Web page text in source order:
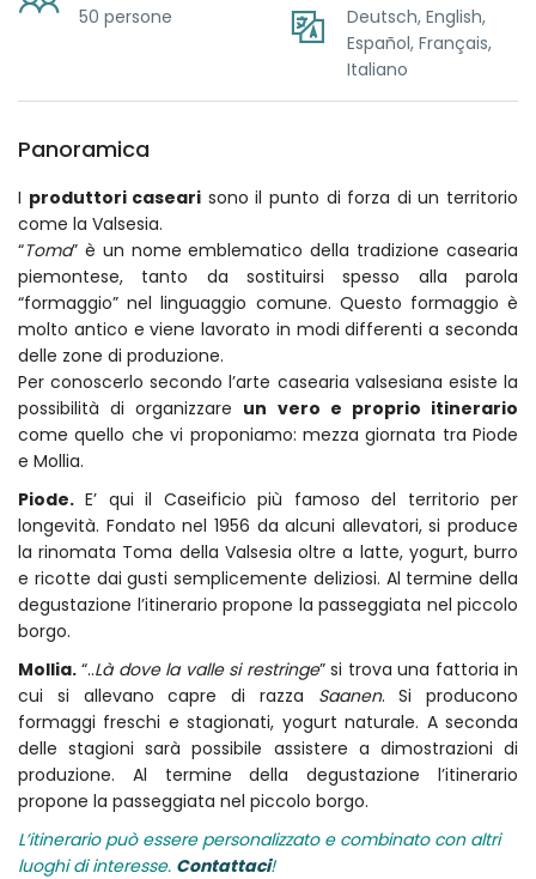
50 persone
Deutsch, English,
Español, Français,
Italiano
Panoramica
I produttori caseari sono il punto di forza di un territorio
come la Valsesia.
“Toma” è un nome emblematico della tradizione casearia
piemontese, tanto da sostituirsi spesso alla parola
“formaggio” nel linguaggio comune. Questo formaggio è
molto antico e viene lavorato in modi differenti a seconda
delle zone di produzione.
Per conoscerlo secondo l’arte casearia valsesiana esiste la
possibilità di organizzare un vero e proprio itinerario
come quello che vi proponiamo: mezza giornata tra Piode
e Mollia.
Piode. E’ qui il Caseificio più famoso del territorio per
longevità. Fondato nel 1956 da alcuni allevatori, si produce
la rinomata Toma della Valsesia oltre a latte, yogurt, burro
e ricotte dai gusti semplicemente deliziosi. Al termine della
degustazione l’itinerario propone la passeggiata nel piccolo
borgo.
Mollia. “..Là dove la valle si restringe” si trova una fattoria in
cui si allevano capre di razza Saanen. Si producono
formaggi freschi e stagionati, yogurt naturale. A seconda
delle stagioni sarà possibile assistere a dimostrazioni di
produzione. Al termine della degustazione l’itinerario
propone la passeggiata nel piccolo borgo.
L’itinerario può essere personalizzato e combinato con altri
luoghi di interesse. Contattaci!